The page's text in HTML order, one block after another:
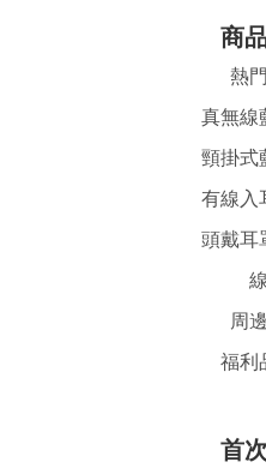
商
熱
真無線
頸掛式
有線入
頭戴耳
周
福利
首